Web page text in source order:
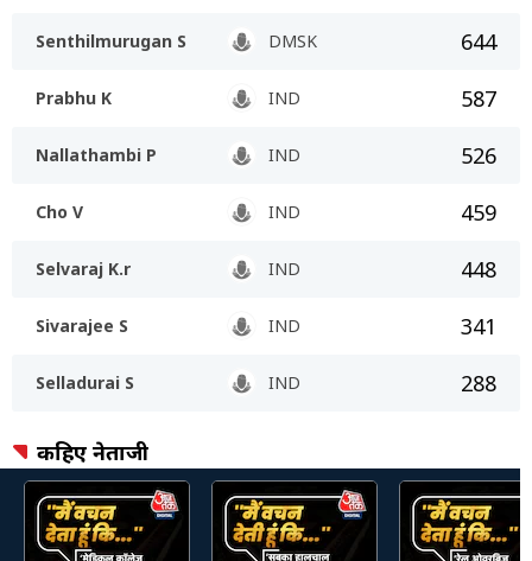
Senthilmurugan S DMSK 644
Prabhu K IND 587
Nallathambi P IND 526
Cho V IND 459
Selvaraj K.r IND 448
Sivarajee S IND 341
Selladurai S IND 288
कहिए नेताजी